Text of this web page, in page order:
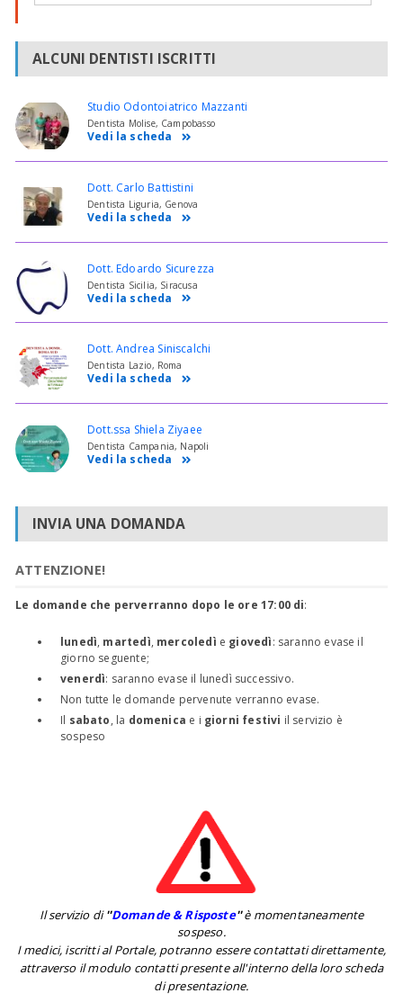
ALCUNI DENTISTI ISCRITTI
Studio Odontoiatrico Mazzanti
Dentista Molise, Campobasso
Vedi la scheda
Dott. Carlo Battistini
Dentista Liguria, Genova
Vedi la scheda
Dott. Edoardo Sicurezza
Dentista Sicilia, Siracusa
Vedi la scheda
Dott. Andrea Siniscalchi
Dentista Lazio, Roma
Vedi la scheda
Dott.ssa Shiela Ziyaee
Dentista Campania, Napoli
Vedi la scheda
INVIA UNA DOMANDA
ATTENZIONE!
Le domande che perverranno dopo le ore 17:00 di:
lunedì, martedì, mercoledì e giovedì: saranno evase il
giorno seguente;
venerdì: saranno evase il lunedì successivo.
Non tutte le domande pervenute verranno evase.
Il sabato, la domenica e i giorni festivi il servizio è
sospeso
Il servizio di''Domande & Risposte''è momentaneamente
sospeso.
I medici, iscritti al Portale, potranno essere contattati direttamente,
attraverso il modulo contatti presente all'interno della loro scheda
di presentazione.